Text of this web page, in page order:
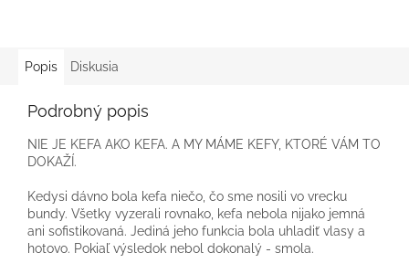
Popis Diskusia
Podrobný popis
NIE JE KEFA AKO KEFA. A MY MÁME KEFY, KTORÉ VÁM TO
DOKAŽÍ.
Kedysi dávno bola kefa niečo, čo sme nosili vo vrecku
bundy. Všetky vyzerali rovnako, kefa nebola nijako jemná
ani sofistikovaná. Jediná jeho funkcia bola uhladiť vlasy a
hotovo. Pokiaľ výsledok nebol dokonalý - smola.